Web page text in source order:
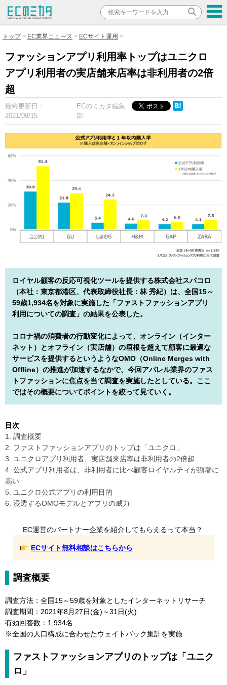
トップ EC業界ニュース ECサイト運用
ファッションアプリ利用率トップはユニクロ
アプリ利用者の実店舗来店率は非利用者の2倍
超
最終更新日：
2021/09/15
ECのミカタ編集
部
ロイヤル顧客の反応可視化ツールを提供する株式会社スパコロ
（本社：東京都港区、代表取締役社長：林 秀紀）は、全国15～
59歳1,934名を対象に実施した「ファストファッションアプリ
利用についての調査」の結果を公表した。
コロナ禍の消費者の行動変化によって、オンライン（インター
ネット）とオフライン（実店舗）の垣根を超えて顧客に最適な
サービスを提供するというようなOMO（Online Merges with
Offline）の推進が加速するなかで、今回アパレル業界のファス
トファッションに焦点を当て調査を実施したとしている。ここ
ではその概要についてポイントを絞って見ていく。
目次
1. 調査概要
2. ファストファッションアプリのトップは「ユニクロ」
3. ユニクロアプリ利用者、実店舗来店率は非利用者の2倍超
4. 公式アプリ利用者は、非利用者に比べ顧客ロイヤルティが顕著に
高い
5. ユニクロ公式アプリの利用目的
6. 浸透するOMOモデルとアプリの威力
EC運営のパートナー企業を紹介してもらえるって本当？
ECサイト無料相談はこちらから
調査概要
調査方法：全国15～59歳を対象としたインターネットリサーチ
調査期間：2021年8月27日(金)～31日(火)
有効回答数：1,934名
※全国の人口構成に合わせたウェイトバック集計を実施
ファストファッションアプリのトップは「ユニク
ロ」